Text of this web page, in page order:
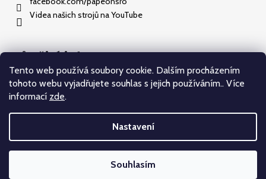
Tento web používá soubory cookie. Dalším procházením
tohoto webu vyjadřujete souhlas s jejich používáním.. Více
informací zde.
Nastavení
Souhlasím
Videa našich strojů na YouTube
Důležité informace
Jak nakupovat
Obchodní podmínky
. Všechna práva vyhrazena.